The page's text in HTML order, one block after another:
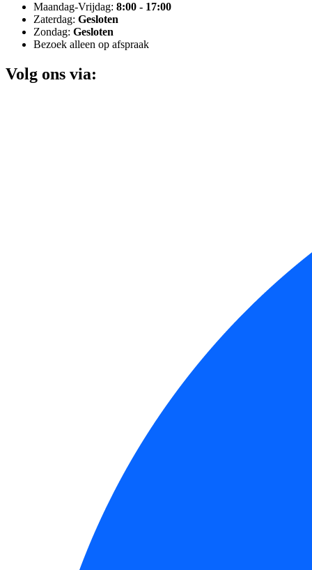
Maandag-Vrijdag: 8:00 - 17:00
Zaterdag: Gesloten
Zondag: Gesloten
Bezoek alleen op afspraak
Volg ons via: